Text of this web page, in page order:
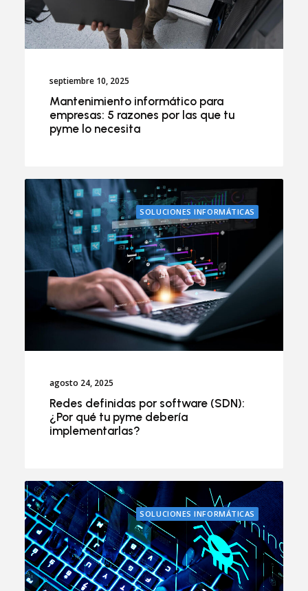
septiembre 10, 2025
Mantenimiento informático para
empresas: 5 razones por las que tu
pyme lo necesita
SOLUCIONES INFORMÁTICAS
agosto 24, 2025
Redes definidas por software (SDN):
¿Por qué tu pyme debería
implementarlas?
SOLUCIONES INFORMÁTICAS